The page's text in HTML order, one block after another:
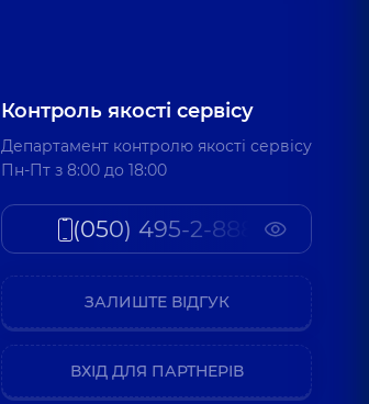
Контроль якості сервісу
Департамент контролю якості сервісу
Пн-Пт з 8:00 до 18:00
(050) 495-2-888
ЗАЛИШТЕ ВІДГУК
ВХІД ДЛЯ ПАРТНЕРІВ